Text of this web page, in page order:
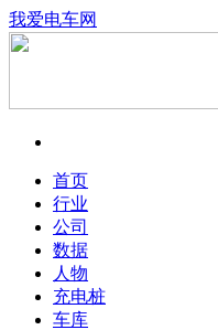
我爱电车网
首页
行业
公司
数据
人物
充电桩
车库